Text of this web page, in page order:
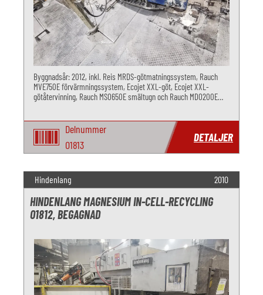
Byggnadsår: 2012, inkl. Reis MRDS-götmatningssystem, Rauch
MVE750E förvärmningssystem, Ecojet XXL-göt, Ecojet XXL-
götåtervinning, Rauch MSO650E smältugn och Rauch MDO200E
Delnummer
O1813
DETALJER
Hindenlang 2010
HINDENLANG MAGNESIUM IN-CELL-RECYCLING
O1812, BEGAGNAD